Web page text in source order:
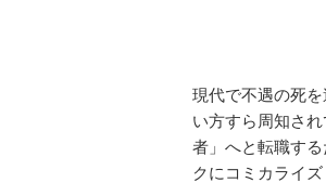
現代で不遇の死
い方すら周知さ
者」へと転職す
クにコミカライ